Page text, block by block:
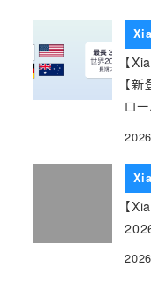
【
【
ロ
【